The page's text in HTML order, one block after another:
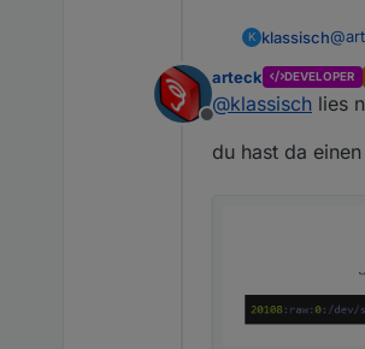
K klassisch@
aus
Offline
arteck DEVELOPER
@klassisch lies
du hast da